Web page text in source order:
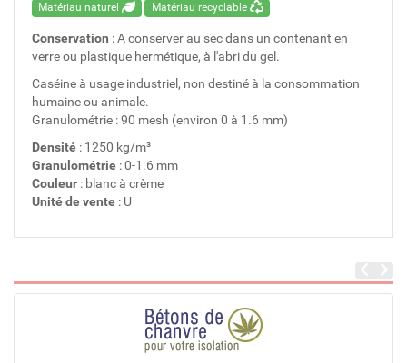
Matériau naturel Matériau recyclable
Conservation : A conserver au sec dans un contenant en
verre ou plastique hermétique, à l'abri du gel.
Caséine à usage industriel, non destiné à la consommation
humaine ou animale.
Granulométrie : 90 mesh (environ 0 à 1.6 mm)
Densité : 1250 kg/m³
Granulométrie : 0-1.6 mm
Couleur : blanc à crème
Unité de vente : U